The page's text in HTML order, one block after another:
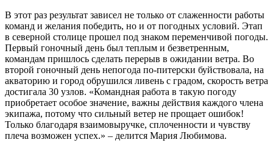
В этот раз результат зависел не только от слаженности работы
команд и желания победить, но и от погодных условий. Этап
в северной столице прошел под знаком переменчивой погоды.
Первый гоночный день был теплым и безветренным,
командам пришлось сделать перерыв в ожидании ветра. Во
второй гоночный день непогода по-питерски буйствовала, на
акваторию и город обрушился ливень с градом, скорость ветра
достигала 30 узлов. «Командная работа в такую погоду
приобретает особое значение, важны действия каждого члена
экипажа, потому что сильный ветер не прощает ошибок!
Только благодаря взаимовыручке, сплоченности и чувству
плеча возможен успех.» – делится Мария Любимова.